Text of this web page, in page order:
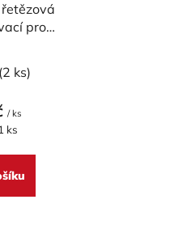
pro
(2 ks)
/ ks
ks